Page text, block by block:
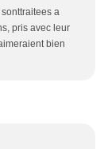
a
pris avec leur
bien